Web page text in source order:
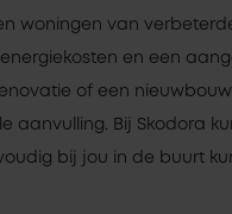
woningen van
en een
of een
aanvulling. Bij Skodora
bij jou in de buurt